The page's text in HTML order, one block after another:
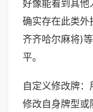
好像能看到其他
确实存在此类外
齐齐哈尔麻将)
平。
自定义修改牌：
修改自身牌型或